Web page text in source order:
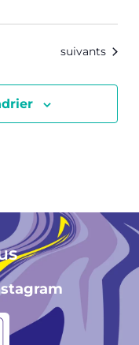
Evénements
suivants